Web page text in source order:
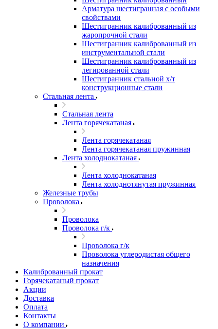
Арматура шестигранная с особыми
свойствами
Шестигранник калиброванный из
жаропрочной стали
Шестигранник калиброванный из
инструментальной стали
Шестигранник калиброванный из
легированной стали
Шестигранник стальной х/т
конструкционные стали
Стальная лента
Стальная лента
Лента горячекатаная
Лента горячекатаная
Лента горячекатаная пружинная
Лента холоднокатаная
Лента холоднокатаная
Лента холоднотянутая пружинная
Железные трубы
Проволока
Проволока
Проволока г/к
Проволока г/к
Проволока углеродистая общего
назначения
Калиброванный прокат
Горячекатаный прокат
Акции
Доставка
Оплата
Контакты
О компании